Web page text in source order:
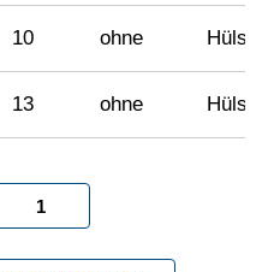
10 ohne Hülse
13 ohne Hülse
Steckschlüssel